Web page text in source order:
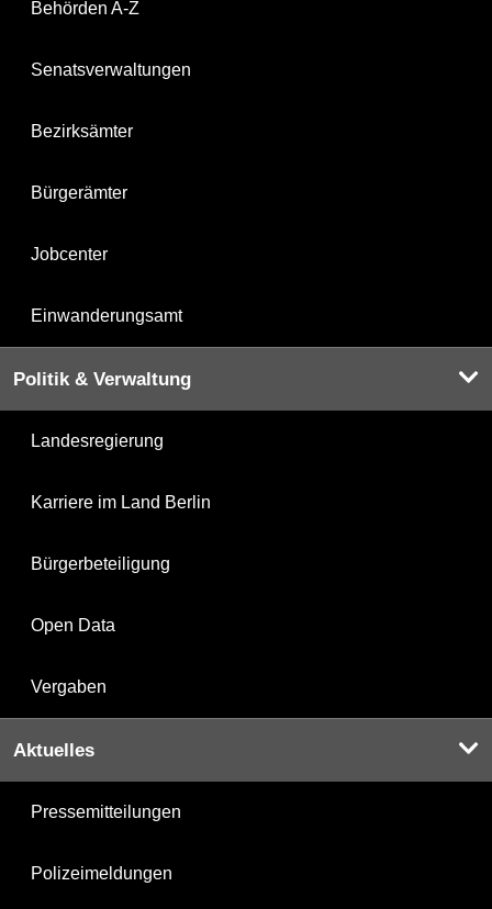
Behörden A-Z
Senatsverwaltungen
Bezirksämter
Bürgerämter
Jobcenter
Einwanderungsamt
Politik & Verwaltung
Landesregierung
Karriere im Land Berlin
Bürgerbeteiligung
Open Data
Vergaben
Aktuelles
Pressemitteilungen
Polizeimeldungen